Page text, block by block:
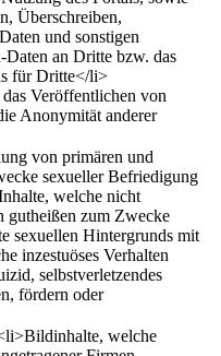
Überschreiben,
und sonstigen
an Dritte bzw. das
für Dritte</li>
Veröffentlichen von
Anonymität anderer
von primären und
sexueller Befriedigung
welche nicht
gutheißen zum Zwecke
sexuellen Hintergrunds mit
inzestuöses Verhalten
selbstverletzendes
fördern oder
welche